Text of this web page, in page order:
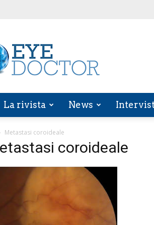
La rivista News
Metastasi coroideale
coroideale